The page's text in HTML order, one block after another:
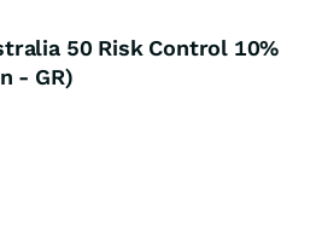
50 Risk Control 10%
- GR)